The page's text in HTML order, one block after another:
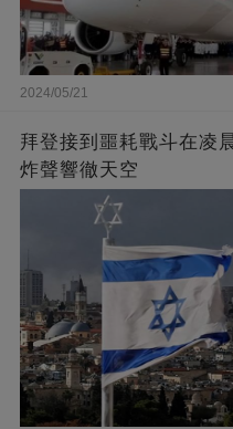
2024/05/21
拜登接到噩耗戰斗在凌
炸聲響徹天空